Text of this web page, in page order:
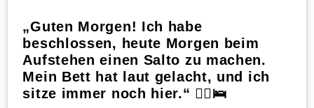
„Guten Morgen! Ich habe
beschlossen, heute Morgen beim
Aufstehen einen Salto zu machen.
Mein Bett hat laut gelacht, und ich
sitze immer noch hier.“ 🤸‍♂️🛌